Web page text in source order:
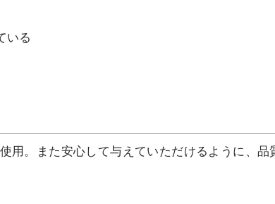
いる
用。また安心して与えていただけるように、